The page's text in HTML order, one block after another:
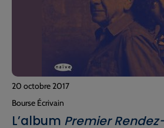
20 octobre 2017
Bourse Écrivain
L’album Premier